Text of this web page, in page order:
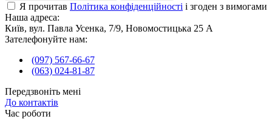
Я прочитав Політика конфіденційності і згоден з вимогами
Наша адреса:
Київ, вул. Павла Усенка, 7/9, Новомостицька 25 А
Зателефонуйте нам:
(097) 567-66-67
(063) 024-81-87
Передзвоніть мені
До контактів
Час роботи